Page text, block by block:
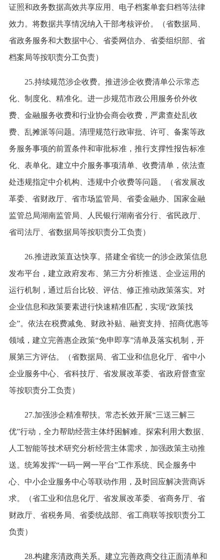
证照和政务数据高效共享应用、电子档案单套归档等法律
效力。将数据共享情况纳入干部考核评价。（省数据局、
省政务服务和大数据中心、省委网信办、省委组织部、省
档案局等按职责分工负责）
25.持续规范涉企收费。推进涉企收费清单公示常态
化、制度化、精准化。进一步规范市政公用服务价外收
费、金融服务收费和行业协会商会收费，严肃查处乱收
费、乱摊派等问题。清理规范行政审批、许可、备案等政
务服务事项的前置条件和审批标准，推行支撑性报告标准
化、表单化。建立中介服务事项清单、收费清单，依法查
处违规指定中介机构、违规中介收费等问题。（省发展改
革委、省财政厅、省市场监管局、省委金融办、国家金融
监管总局湖南监管局、人民银行湖南省分行、省民政厅、
省司法厅、省数据局等按职责分工负责）
26.推进政策直达快享。搭建全省统一的涉企政策信息
发布平台，建立政府发布、第三方分析推送、企业运用的
运行机制，通过后台比较、评估、修正推动政策落实。对
企业信息和政策要素进行快速精准匹配，实现“政策找
企”。依法在税费减免、财政补贴、融资支持、招商优惠等
领域，建立完善惠企政策“免申即享”清单及落实机制，开
展第三方评估。（省数据局、省工业和信息化厅、省中小
企业服务中心、省科技厅、省发展改革委、省政府督查室
等按职责分工负责）
27.加强涉企精准帮扶。常态长效开展“三送三解三
优”行动，全力帮助经营主体纾困解难。探索利用大数据、
人工智能等技术研究分析经营主体需求，加强政策主动推
送。统筹发挥“一码一网一平台”工作系统、民企服务中
心、中小企业服务中心等联动作用，及时回应解决营商诉
求。（省工业和信息化厅、省发展改革委、省商务厅、省
财政厅、省税务局、省委统战部、省工商联等按职责分工
负责）
28.构建亲清政商关系。建立完善政商交往正面清单和